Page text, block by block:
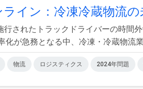
イン：冷凍冷蔵物流
行されたトラックドライバーの時間
化が急務となる中、冷凍・冷蔵物流
物流 ロジスティクス 2024年問題